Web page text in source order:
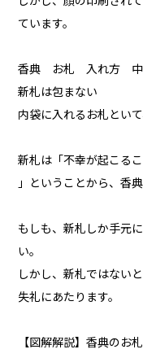
ています。
香典 お札 入れ方
新札は包まない
内袋に入れるお札とい
新札は「不幸が起こる
」ということから、香
もしも、新札しか手元
い。
しかし、新札ではない
失礼にあたります。
【図解解説】香典のお